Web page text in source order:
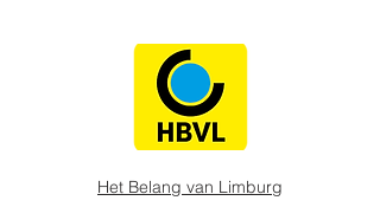
Het Belang van Limburg